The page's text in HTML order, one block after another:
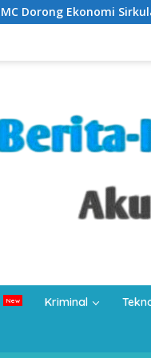
Mahasiswa Didorong
Kriminal